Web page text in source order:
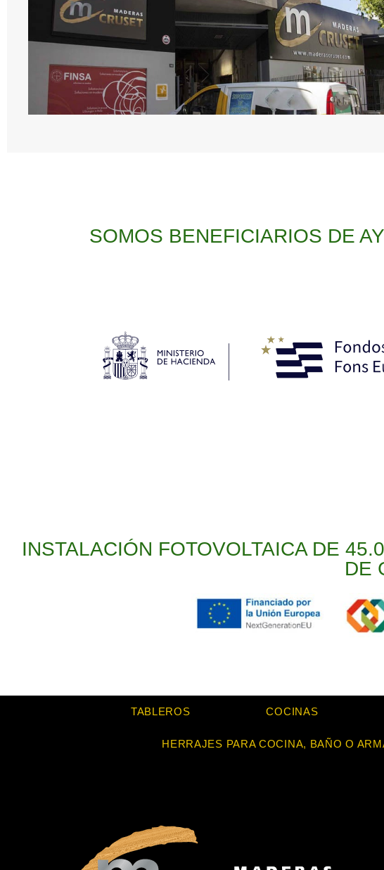
SOMOS BENEFICIARIOS DE
INSTALACIÓN FOTOVOLTAICA DE
DE
TABLEROS COCINAS
HERRAJES PARA COCINA, BAÑO O